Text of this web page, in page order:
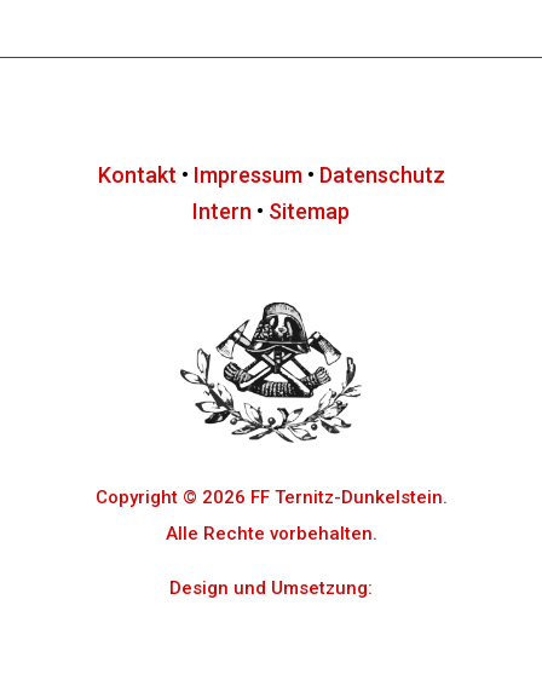
Kontakt • Impressum • Datenschutz
Intern • Sitemap
Copyright © 2026 FF Ternitz-Dunkelstein.
Alle Rechte vorbehalten.
Design und Umsetzung: